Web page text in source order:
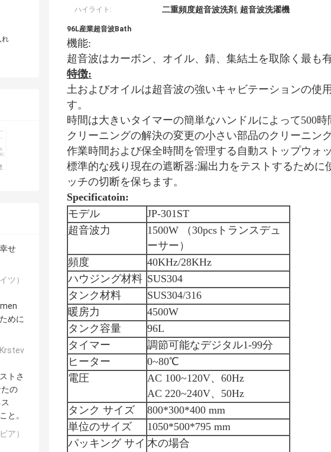
れ
せ
ツ）
めに
トさ
の
と。
ア）
ハイライト: 二重頻度超音波洗剤, 超音波洗濯機
96L産業超音波Bath
機能:
超音波はカーボン、オイル、錆、集結土を取除く最も
特徴:
土およびオイルは超音波の強いキャビテーションの使
す。
時間は大きいタイマーの簡単なハンドルによって500
クリーニングの解決の変更の小さい部品のクリーニン
作業時間および保全時間を管理する自動ストップウォ
標準的な残り現在の遮断器:漏出力をテストするため
ッチの切断を保ちます。
Specificatoin:
モデル
JP-301ST
超音波力
1500W （30pcsトランスデュ
ーサー）
頻度
40KHz/28KHz
ハウジング材料 SUS304
タンク材料
SUS304/316
暖房力
4500W
タンク容量
96L
タイマー
調節可能なデジタル1-99分
ヒーター
0~80℃
電圧
AC 100~120V、60Hz
AC 220~240V、50Hz
タンク サイズ
800*300*400 mm
単位のサイズ
1050*500*795 mm
パッキング サイ 木の場合